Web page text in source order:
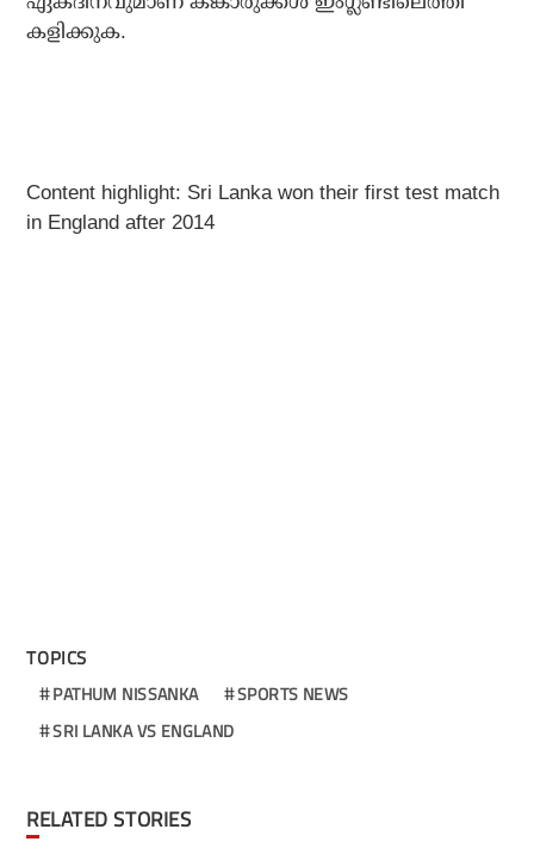
കളിക്കുക.
Content highlight: Sri Lanka won their first test match
in England after 2014
TOPICS
PATHUM NISSANKA
SPORTS NEWS
SRI LANKA VS ENGLAND
RELATED STORIES